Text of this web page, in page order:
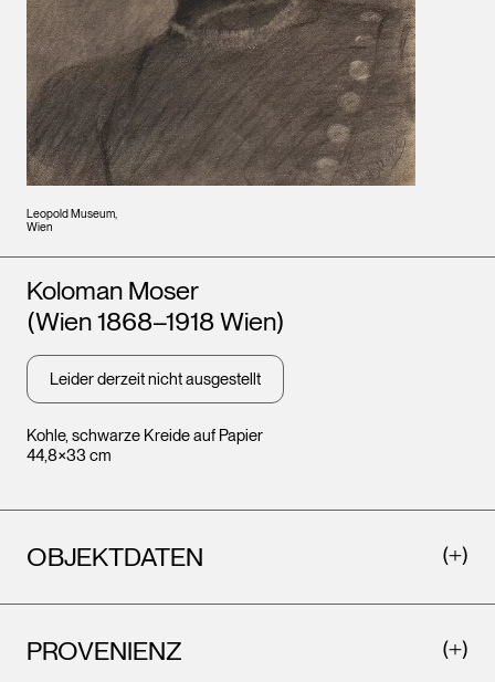
Leopold Museum,
Wien
Kohle, schwarze Kreide auf Papier
44,8×33 cm
Künstler*innen
Koloman Moser
(Wien 1868–1918 Wien)
Leider derzeit nicht ausgestellt
OBJEKTDATEN
PROVENIENZ